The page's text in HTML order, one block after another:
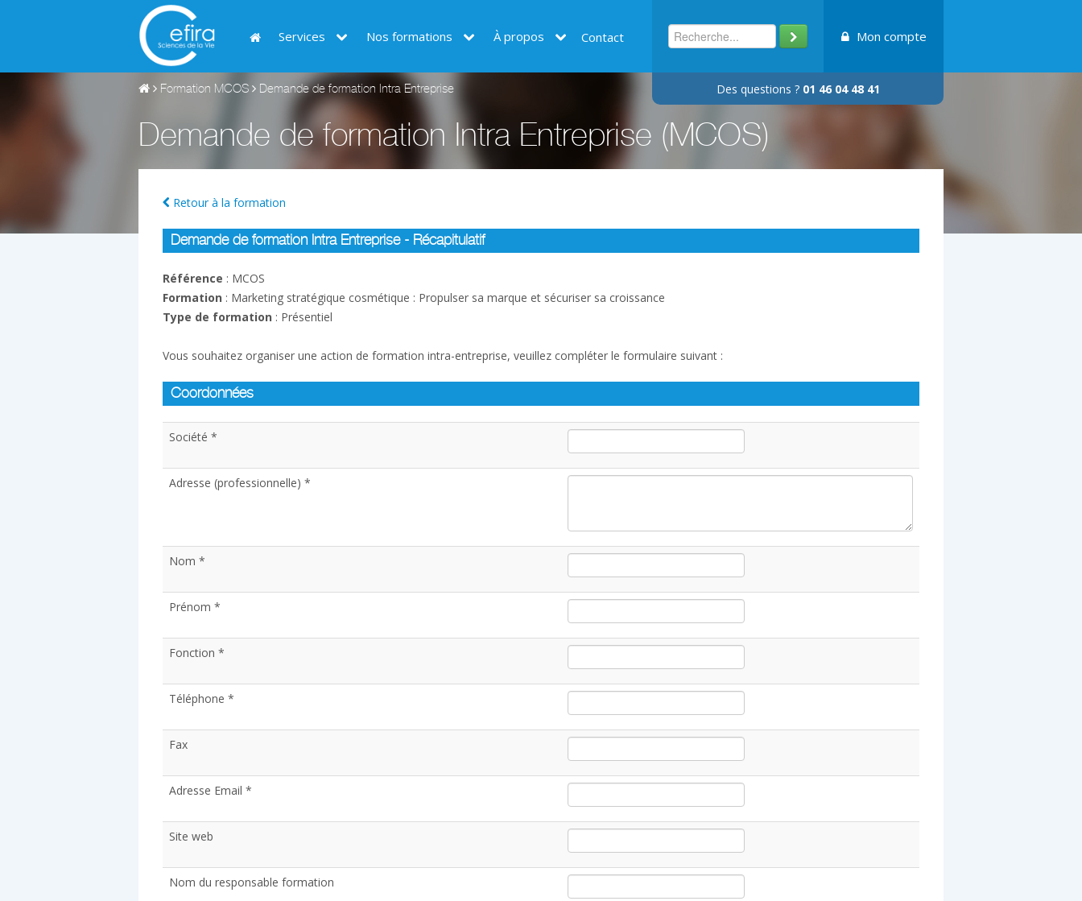
Services Nos formations À propos Contact Mon compte
Des questions ? 01 46 04 48 41
Formation MCOS Demande de formation Intra Entreprise
Demande de formation Intra Entreprise (MCOS)
Retour à la formation
Demande de formation Intra Entreprise - Récapitulatif
Référence : MCOS
Formation : Marketing stratégique cosmétique : Propulser sa marque et sécuriser sa croissance
Type de formation : Présentiel
Vous souhaitez organiser une action de formation intra-entreprise, veuillez compléter le formulaire suivant :
Coordonnées
Société *
Adresse (professionnelle) *
Nom *
Prénom *
Fonction *
Téléphone *
Fax
Adresse Email *
Site web
Nom du responsable formation